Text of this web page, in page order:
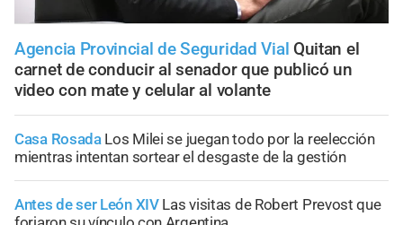
Agencia Provincial de Seguridad Vial Quitan el
carnet de conducir al senador que publicó un
video con mate y celular al volante
Casa Rosada Los Milei se juegan todo por la reelección
mientras intentan sortear el desgaste de la gestión
Antes de ser León XIV Las visitas de Robert Prevost que